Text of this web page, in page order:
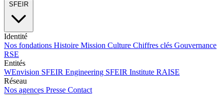
SFEIR
Identité
Nos fondations Histoire Mission Culture Chiffres clés Gouvernance
RSE
Entités
WEnvision SFEIR Engineering SFEIR Institute RAISE
Réseau
Nos agences Presse Contact